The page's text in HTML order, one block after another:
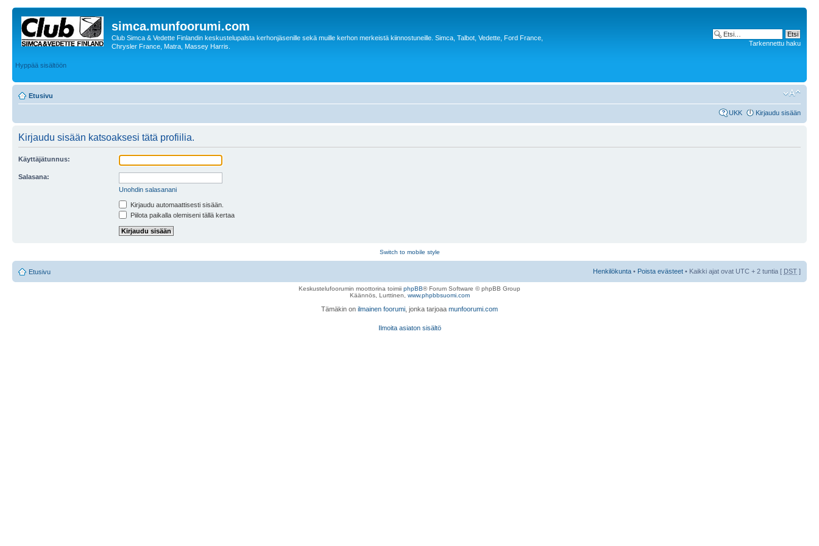
simca.munfoorumi.com
Club Simca & Vedette Finlandin keskustelupalsta kerhonjäsenille sekä muille kerhon merkeistä kiinnostuneille. Simca, Talbot, Vedette, Ford France,
Chrysler France, Matra, Massey Harris.
Hyppää sisältöön
Tarkennettu haku
Etusivu
UKK Kirjaudu sisään
Kirjaudu sisään katsoaksesi tätä profiilia.
Käyttäjätunnus:
Salasana:
Unohdin salasanani
Kirjaudu automaattisesti sisään.
Piilota paikalla olemiseni tällä kertaa
Switch to mobile style
Etusivu Henkilökunta • Poista evästeet • Kaikki ajat ovat UTC + 2 tuntia [ DST ]
Keskustelufoorumin moottorina toimii phpBB® Forum Software © phpBB Group
Käännös, Lurttinen, www.phpbbsuomi.com
Tämäkin on ilmainen foorumi , jonka tarjoaa munfoorumi.com
Ilmoita asiaton sisältö